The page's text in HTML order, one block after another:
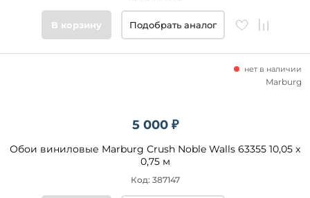
В корзину Подобрать аналог
5 000 ₽
Обои виниловые Marburg Crush Noble Walls 63355 10,05 x
0,75 м
нет в наличии
Код: 387147
Marburg